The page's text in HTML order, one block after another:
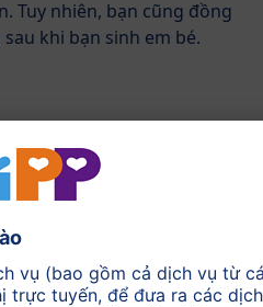
Tuy nhiên, bạn cũng đồng
khi bạn sinh em bé.